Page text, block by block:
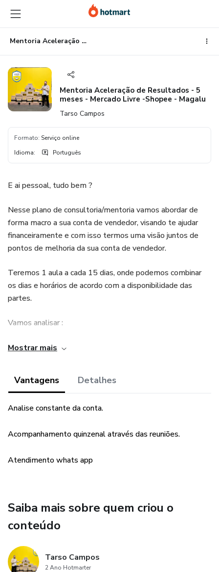
para
o
conteúdo
principal
para
o
pagamento
para
o
rodapé
Mentoria Aceleração de Resultados - 5 meses - Mercado Livre -Shopee - Magalu
Mentoria Aceleração de Resultados - 5
meses - Mercado Livre -Shopee - Magalu
Tarso Campos
Formato: Serviço online
Idioma: Português
E ai pessoal, tudo bem ?
Nesse plano de consultoria/mentoria vamos abordar de
forma macro a sua conta de vendedor, visando te ajudar
financeiramente e com isso termos uma visão juntos de
pontos de melhoria da sua conta de vendedor.
Teremos 1 aula a cada 15 dias, onde podemos combinar
os dias e horários de acordo com a disponibilidade das
partes.
Vamos analisar :
- Anúncios;
- Plano de apoio;
120 minutos cada aula.
Mostrar mais
Vantagens Detalhes
Analise constante da conta.
Acompanhamento quinzenal através das reuniões.
Atendimento whats app
Saiba mais sobre quem criou o
conteúdo
Tarso Campos
2 Ano Hotmarter